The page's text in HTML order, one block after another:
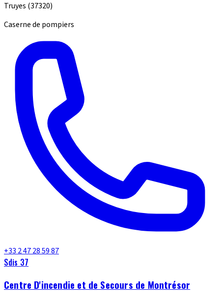
Truyes (37320)
Caserne de pompiers
+33 2 47 28 59 87
Sdis 37
Centre D'incendie et de Secours de Montrésor